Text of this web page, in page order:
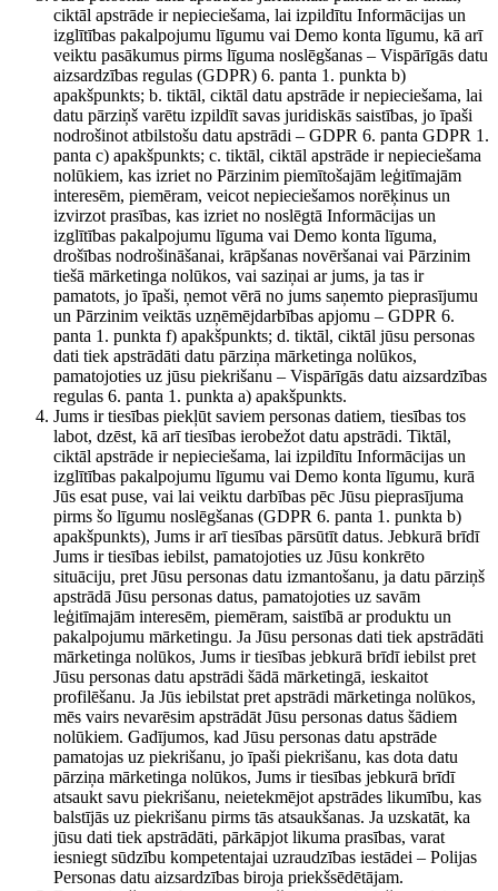
ciktāl apstrāde ir nepieciešama, lai izpildītu Informācijas un
izglītības pakalpojumu līgumu vai Demo konta līgumu, kā arī
veiktu pasākumus pirms līguma noslēgšanas – Vispārīgās datu
aizsardzības regulas (GDPR) 6. panta 1. punkta b)
apakšpunkts; b. tiktāl, ciktāl datu apstrāde ir nepieciešama, lai
datu pārziņš varētu izpildīt savas juridiskās saistības, jo īpaši
nodrošinot atbilstošu datu apstrādi – GDPR 6. panta GDPR 1.
panta c) apakšpunkts; c. tiktāl, ciktāl apstrāde ir nepieciešama
nolūkiem, kas izriet no Pārzinim piemītošajām leģitīmajām
interesēm, piemēram, veicot nepieciešamos norēķinus un
izvirzot prasības, kas izriet no noslēgtā Informācijas un
izglītības pakalpojumu līguma vai Demo konta līguma,
drošības nodrošināšanai, krāpšanas novēršanai vai Pārzinim
tiešā mārketinga nolūkos, vai saziņai ar jums, ja tas ir
pamatots, jo īpaši, ņemot vērā no jums saņemto pieprasījumu
un Pārzinim veiktās uzņēmējdarbības apjomu – GDPR 6.
panta 1. punkta f) apakšpunkts; d. tiktāl, ciktāl jūsu personas
dati tiek apstrādāti datu pārziņa mārketinga nolūkos,
pamatojoties uz jūsu piekrišanu – Vispārīgās datu aizsardzības
regulas 6. panta 1. punkta a) apakšpunkts.
Jums ir tiesības piekļūt saviem personas datiem, tiesības tos
labot, dzēst, kā arī tiesības ierobežot datu apstrādi. Tiktāl,
ciktāl apstrāde ir nepieciešama, lai izpildītu Informācijas un
izglītības pakalpojumu līgumu vai Demo konta līgumu, kurā
Jūs esat puse, vai lai veiktu darbības pēc Jūsu pieprasījuma
pirms šo līgumu noslēgšanas (GDPR 6. panta 1. punkta b)
apakšpunkts), Jums ir arī tiesības pārsūtīt datus. Jebkurā brīdī
Jums ir tiesības iebilst, pamatojoties uz Jūsu konkrēto
situāciju, pret Jūsu personas datu izmantošanu, ja datu pārziņš
apstrādā Jūsu personas datus, pamatojoties uz savām
leģitīmajām interesēm, piemēram, saistībā ar produktu un
pakalpojumu mārketingu. Ja Jūsu personas dati tiek apstrādāti
mārketinga nolūkos, Jums ir tiesības jebkurā brīdī iebilst pret
Jūsu personas datu apstrādi šādā mārketingā, ieskaitot
profilēšanu. Ja Jūs iebilstat pret apstrādi mārketinga nolūkos,
mēs vairs nevarēsim apstrādāt Jūsu personas datus šādiem
nolūkiem. Gadījumos, kad Jūsu personas datu apstrāde
pamatojas uz piekrišanu, jo īpaši piekrišanu, kas dota datu
pārziņa mārketinga nolūkos, Jums ir tiesības jebkurā brīdī
atsaukt savu piekrišanu, neietekmējot apstrādes likumību, kas
balstījās uz piekrišanu pirms tās atsaukšanas. Ja uzskatāt, ka
jūsu dati tiek apstrādāti, pārkāpjot likuma prasības, varat
iesniegt sūdzību kompetentajai uzraudzības iestādei – Polijas
Personas datu aizsardzības biroja priekšsēdētājam.